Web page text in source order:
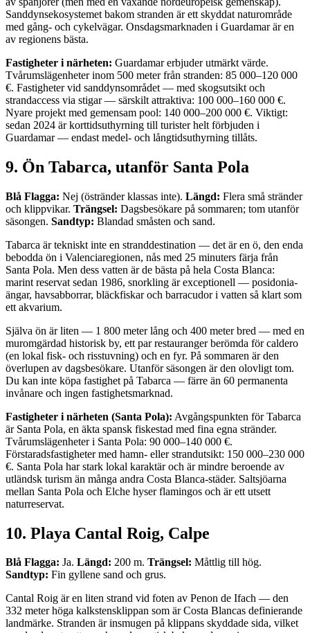
Sanddynsekosystemet bakom stranden är ett skyddat naturområde
med gång- och cykelvägar. Onsdagsmarknaden i Guardamar är en
av regionens bästa.
Fastigheter i närheten: Guardamar erbjuder utmärkt värde.
Tvårumslägenheter inom 500 meter från stranden: 85 000–120 000
€. Fastigheter vid sanddynsområdet — med skogsutsikt och
strandaccess via stigar — särskilt attraktiva: 100 000–160 000 €.
Nyare projekt med gemensam pool: 140 000–200 000 €. Viktigt:
sedan 2024 är korttidsuthyrning till turister helt förbjuden i
Guardamar — endast medel- och långtidsuthyrning tillåts.
9. Ön Tabarca, utanför Santa Pola
Blå Flagga: Nej (östränder klassas inte). Längd: Flera små stränder
och klippvikar. Trängsel: Dagsbesökare på sommaren; tom utanför
säsongen. Sandtyp: Blandad småsten och sand.
Tabarca är tekniskt inte en stranddestination — det är en ö, den enda
bebodda ön i Valenciaregionen, nås med 25 minuters färja från
Santa Pola. Men dess vatten är de bästa på hela Costa Blanca:
marint reservat sedan 1986, snorkling är exceptionell — posidonia-
ängar, havsabborrar, bläckfiskar och barracudor i vatten så klart som
ett akvarium.
Själva ön är liten — 1 800 meter lång och 400 meter bred — med en
muromgärdad historisk by, ett par restauranger berömda för caldero
(en lokal fisk- och risstuvning) och en fyr. På sommaren är den
överlupen av dagsbesökare. Utanför säsongen är den olovligt tom.
Du kan inte köpa fastighet på Tabarca — färre än 60 permanenta
invånare och ingen fastighetsmarknad.
Fastigheter i närheten (Santa Pola): Avgångspunkten för Tabarca
är Santa Pola, en äkta spansk fiskestad med fina egna stränder.
Tvårumslägenheter i Santa Pola: 90 000–140 000 €.
Förstaradsfastigheter med hamn- eller strandutsikt: 150 000–230 000
€. Santa Pola har stark lokal karaktär och är mindre beroende av
utländsk turism än många andra Costa Blanca-städer. Saltsjöarna
mellan Santa Pola och Elche hyser flamingos och är ett utsett
naturreservat.
10. Playa Cantal Roig, Calpe
Blå Flagga: Ja. Längd: 200 m. Trängsel: Måttlig till hög.
Sandtyp: Fin gyllene sand och grus.
Cantal Roig är en liten strand vid foten av Penon de Ifach — den
332 meter höga kalkstensklippan som är Costa Blancas definierande
landmärke. Stranden är insmugen på klippans skyddade sida, vilket